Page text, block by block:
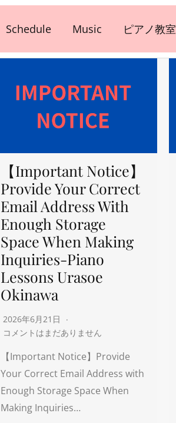
Schedule Music ピアノ教室
【Important Notice】
Provide Your Correct
Email Address With
Enough Storage
Space When Making
Inquiries-Piano
Lessons Urasoe
Okinawa
2026年6月21日
コメントはまだありません
【Important Notice】Provide
Your Correct Email Address with
Enough Storage Space When
Making Inquiries…